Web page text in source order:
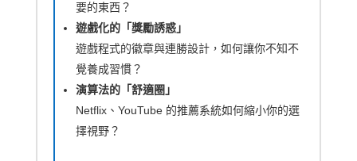
要的東西？
遊戲化的「獎勵誘惑」
遊戲程式的徽章與連勝設計，如何讓你不知不
覺養成習慣？
演算法的「舒適圈」
Netflix、YouTube 的推薦系統如何縮小你的選
擇視野？